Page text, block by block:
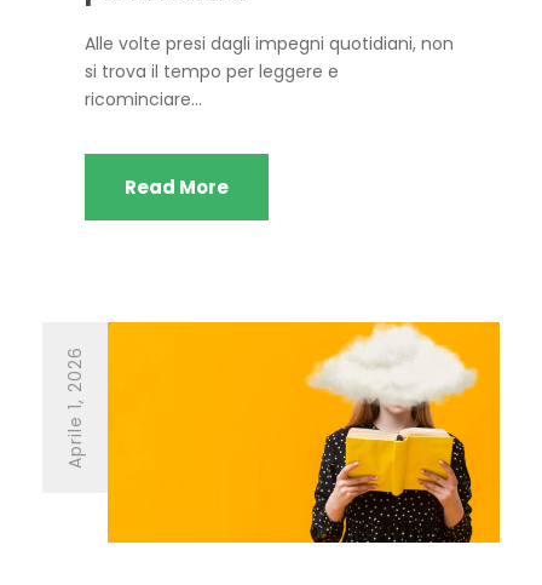
Alle volte presi dagli impegni quotidiani, non
si trova il tempo per leggere e
ricominciare...
Read More
Aprile 1, 2026